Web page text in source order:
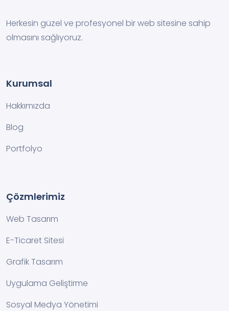
Herkesin güzel ve profesyonel bir web sitesine sahip
olmasını sağlıyoruz.
Kurumsal
Hakkımızda
Blog
Portfolyo
Çözmlerimiz
Web Tasarım
E-Ticaret Sitesi
Grafik Tasarım
Uygulama Geliştirme
Sosyal Medya Yönetimi